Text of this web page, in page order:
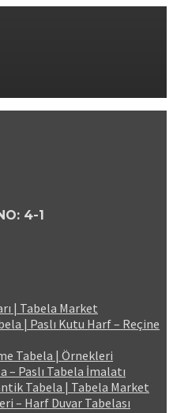
4-1
| Tabela Market
| Paslı Kutu Harf – Reçine
Tabela | Örnekleri
Paslı Tabela İmalatı
Tabela | Tabela Market
– Harf Duvar Tabelası